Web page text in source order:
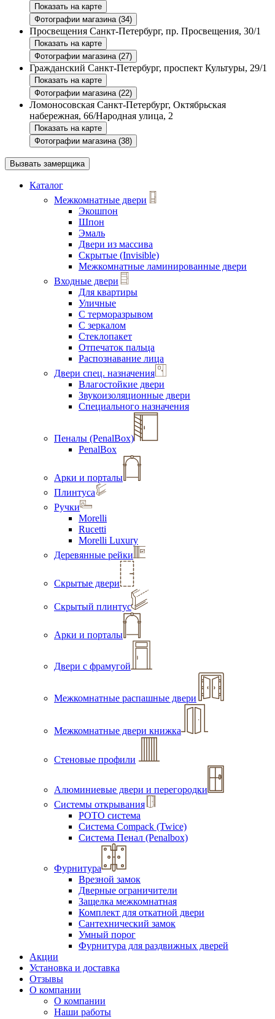
Показать на карте
Фотографии магазина (34)
Просвещения Санкт-Петербург, пр. Просвещения, 30/1
Показать на карте
Фотографии магазина (27)
Гражданский Санкт-Петербург, проспект Культуры, 29/1
Показать на карте
Фотографии магазина (22)
Ломоносовская Санкт-Петербург, Октябрьская
набережная, 66/Народная улица, 2
Показать на карте
Фотографии магазина (38)
Вызвать замерщика
Каталог
Межкомнатные двери
Экошпон
Шпон
Эмаль
Двери из массива
Скрытые (Invisible)
Межкомнатные ламинированные двери
Входные двери
Для квартиры
Уличные
С терморазрывом
С зеркалом
Стеклопакет
Отпечаток пальца
Распознавание лица
Двери спец. назначения
Влагостойкие двери
Звукоизоляционные двери
Специального назначения
Пеналы (PenalBox)
PenalBox
Арки и порталы
Плинтуса
Ручки
Morelli
Rucetti
Morelli Luxury
Деревянные рейки
Скрытые двери
Скрытый плинтус
Арки и порталы
Двери с фрамугой
Межкомнатные распашные двери
Межкомнатные двери книжка
Стеновые профили
Алюминиевые двери и перегородки
Системы открывания
РОТО система
Система Compack (Twice)
Система Пенал (Penalbox)
Фурнитура
Врезной замок
Дверные ограничители
Защелка межкомнатная
Комплект для откатной двери
Сантехнический замок
Умный порог
Фурнитура для раздвижных дверей
Акции
Установка и доставка
Отзывы
О компании
О компании
Наши работы